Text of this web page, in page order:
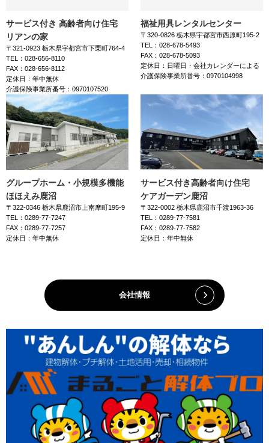
サービス付き 高齢者向け住宅
リアンの家
〒321-0923 栃木県宇都宮市下栗町764-4
TEL：028-656-8110
FAX：028-656-8112
定休日：年中無休
介護保険事業所番号：0970107520
福祉用具レンタルセンター
〒320-0826 栃木県宇都宮市西原町195-2
TEL：028-678-5493
FAX：028-678-5093
定休日：日曜日・会社カレンダーによる
介護保険事業所番号：0970104998
グループホーム・小規模多機能
ほほえみ鹿沼
〒322-0346 栃木県鹿沼市上南摩町195-9
TEL：0289-77-7247
FAX：0289-77-7257
定休日：年中無休
サービス付き高齢者向け住宅
ケアガーデン鹿沼
〒322-0002 栃木県鹿沼市千渡1963-36
TEL：0289-77-7581
FAX：0289-77-7582
定休日：年中無休
会社情報